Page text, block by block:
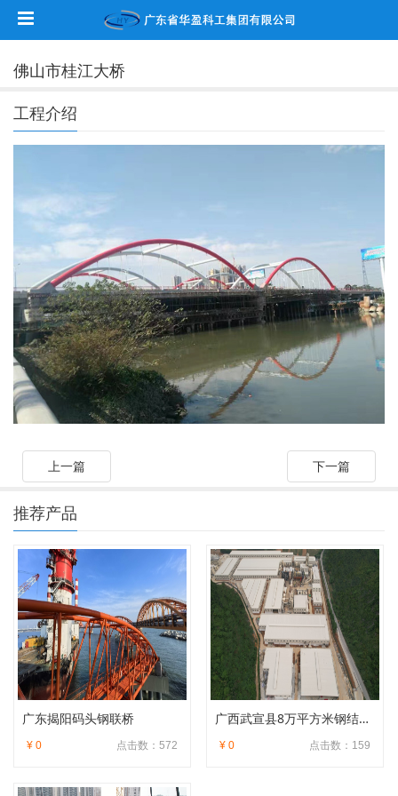
佛山市桂江大桥
工程介绍
上一篇 下一篇
推荐产品
广东揭阳码头钢联桥
点击数：572
¥ 0
广西武宣县8万平方米钢结构厂房
点击数：159
¥ 0